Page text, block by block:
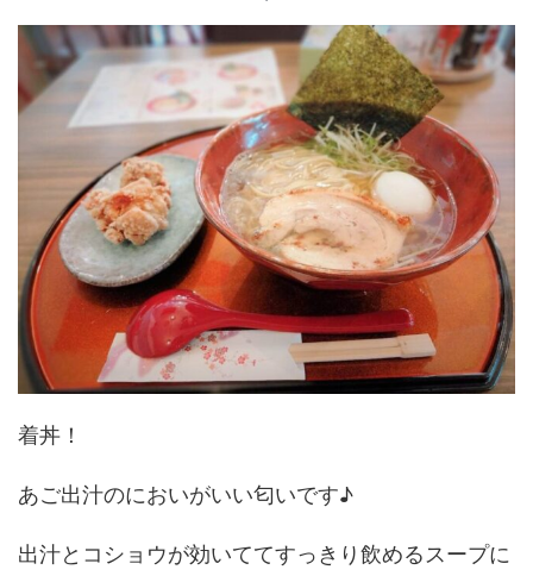
着丼！
あご出汁のにおいがいい匂いです♪
出汁とコショウが効いててすっきり飲めるスープに